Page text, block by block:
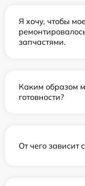
Я хочу, чтобы
запчастями.
Каким образом
готовности?
От чего зависит